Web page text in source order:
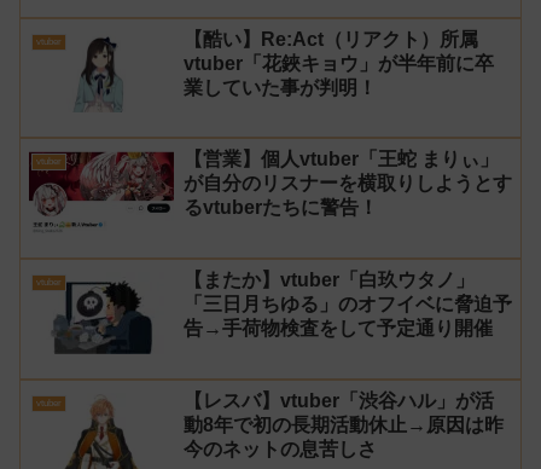
vtuber
【酷い】Re:Act（リアクト）所属
vtuber「花鋏キョウ」が半年前に卒
業していた事が判明！
vtuber
【営業】個人vtuber「王蛇 まりぃ」
が自分のリスナーを横取りしようとす
るvtuberたちに警告！
vtuber
【またか】vtuber「白玖ウタノ」
「三日月ちゆる」のオフイベに脅迫予
告→手荷物検査をして予定通り開催
vtuber
【レスバ】vtuber「渋谷ハル」が活
動8年で初の長期活動休止→原因は昨
今のネットの息苦しさ